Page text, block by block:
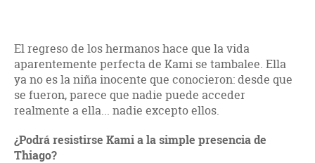
El regreso de los hermanos hace que la vida
aparentemente perfecta de Kami se tambalee. Ella
ya no es la niña inocente que conocieron: desde que
se fueron, parece que nadie puede acceder
realmente a ella... nadie excepto ellos.
¿Podrá resistirse Kami a la simple presencia de
Thiago?